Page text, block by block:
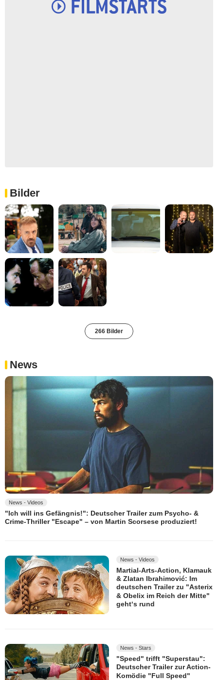
Bilder
266 Bilder
News
News - Videos
"Ich will ins Gefängnis!": Deutscher Trailer zum Psycho- &
Crime-Thriller "Escape" – von Martin Scorsese produziert!
News - Videos
Martial-Arts-Action, Klamauk
& Zlatan Ibrahimović: Im
deutschen Trailer zu "Asterix
& Obelix im Reich der Mitte"
geht‘s rund
News - Stars
"Speed" trifft "Superstau":
Deutscher Trailer zur Action-
Komödie "Full Speed"